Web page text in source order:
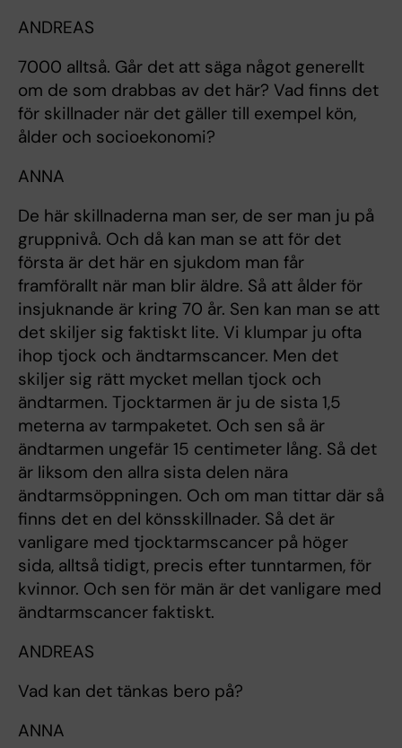
ANDREAS
7000 alltså. Går det att säga något generellt
om de som drabbas av det här? Vad finns det
för skillnader när det gäller till exempel kön,
ålder och socioekonomi?
ANNA
De här skillnaderna man ser, de ser man ju på
gruppnivå. Och då kan man se att för det
första är det här en sjukdom man får
framförallt när man blir äldre. Så att ålder för
insjuknande är kring 70 år. Sen kan man se att
det skiljer sig faktiskt lite. Vi klumpar ju ofta
ihop tjock och ändtarmscancer. Men det
skiljer sig rätt mycket mellan tjock och
ändtarmen. Tjocktarmen är ju de sista 1,5
meterna av tarmpaketet. Och sen så är
ändtarmen ungefär 15 centimeter lång. Så det
är liksom den allra sista delen nära
ändtarmsöppningen. Och om man tittar där så
finns det en del könsskillnader. Så det är
vanligare med tjocktarmscancer på höger
sida, alltså tidigt, precis efter tunntarmen, för
kvinnor. Och sen för män är det vanligare med
ändtarmscancer faktiskt.
ANDREAS
Vad kan det tänkas bero på?
ANNA